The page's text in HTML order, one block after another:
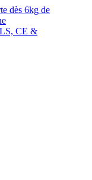
dès 6kg de
CE &